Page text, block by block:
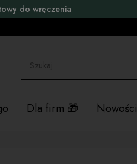
do wręczenia
Dla firm Nowości